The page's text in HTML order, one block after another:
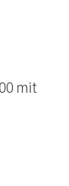
mit